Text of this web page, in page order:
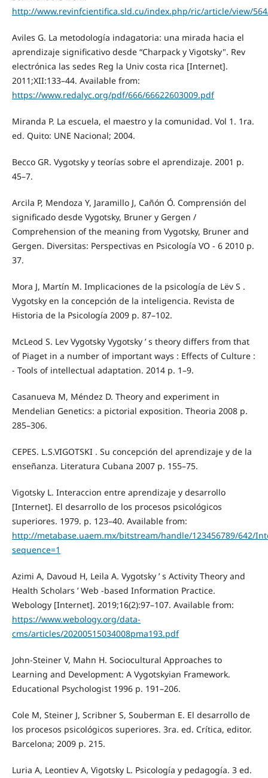
http://www.revinfcientifica.sld.cu/index.php/ric/article/view/
Aviles G. La metodología indagatoria: una mirada hacia el
aprendizaje significativo desde “Charpack y Vigotsky". Rev
electrónica las sedes Reg la Univ costa rica [Internet].
2011;XII:133–44. Available from:
https://www.redalyc.org/pdf/666/66622603009.pdf
Miranda P. La escuela, el maestro y la comunidad. Vol 1. 1ra.
ed. Quito: UNE Nacional; 2004.
Becco GR. Vygotsky y teorías sobre el aprendizaje. 2001 p.
45–7.
Arcila P, Mendoza Y, Jaramillo J, Cañón Ó. Comprensión del
significado desde Vygotsky, Bruner y Gergen /
Comprehension of the meaning from Vygotsky, Bruner and
Gergen. Diversitas: Perspectivas en Psicología VO - 6 2010 p.
37.
Mora J, Martín M. Implicaciones de la psicología de Lëv S .
Vygotsky en la concepción de la inteligencia. Revista de
Historia de la Psicología 2009 p. 87–102.
McLeod S. Lev Vygotsky Vygotsky ’ s theory differs from that
of Piaget in a number of important ways : Effects of Culture :
- Tools of intellectual adaptation. 2014 p. 1–9.
Casanueva M, Méndez D. Theory and experiment in
Mendelian Genetics: a pictorial exposition. Theoria 2008 p.
285–306.
CEPES. L.S.VIGOTSKI . Su concepción del aprendizaje y de la
enseñanza. Literatura Cubana 2007 p. 155–75.
Vigotsky L. Interaccion entre aprendizaje y desarrollo
[Internet]. El desarrollo de los procesos psicológicos
superiores. 1979. p. 123–40. Available from:
http://metabase.uaem.mx/bitstream/handle/123456789/642/
sequence=1
Azimi A, Davoud H, Leila A. Vygotsky ’ s Activity Theory and
Health Scholars ’ Web -based Information Practice.
Webology [Internet]. 2019;16(2):97–107. Available from:
https://www.webology.org/data-
cms/articles/20200515034008pma193.pdf
John-Steiner V, Mahn H. Sociocultural Approaches to
Learning and Development: A Vygotskyian Framework.
Educational Psychologist 1996 p. 191–206.
Cole M, Steiner J, Scribner S, Souberman E. El desarrollo de
los procesos psicológicos superiores. 3ra. ed. Crítica, editor.
Barcelona; 2009 p. 215.
Luria A, Leontiev A, Vigotsky L. Psicología y pedagogía. 3 ed.